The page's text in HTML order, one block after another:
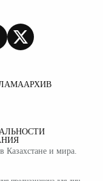
АРХИВ
и мира.